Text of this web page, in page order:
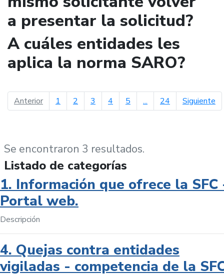
a presentar la solicitud?
A cuáles entidades les
aplica la norma SARO?
Anteriorpágina anterior
1 2 3 4 5 ... 24 Siguiente
Se encontraron 3 resultados.
Listado de categorías
1. Información que ofrece la SFC
Portal web.
Descripción
4. Quejas contra entidades
vigiladas - competencia de la